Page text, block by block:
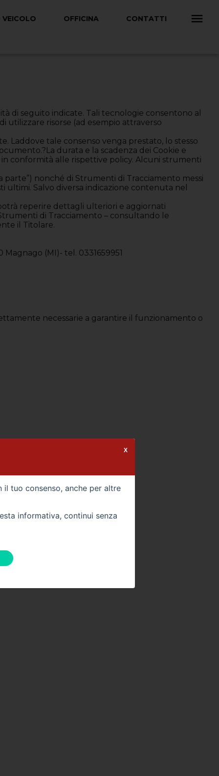
OFFICINA CONTATTI
di seguito indicate. Tali tecnologie consentono al
utilizzare risorse (ad esempio attraverso
Laddove tale consenso venga prestato, lo stesso
durata e la scadenza dei Cookie e
conformità alle rispettive policy. Alcuni strumenti
nonché di Strumenti di Tracciamento messi
ultimi. Salvo diversa indicazione contenuta nel
reperire dettagli ulteriori e aggiornati
di Tracciamento – consultando le
il Titolare.
(MI)- tel. 0331659951
necessarie a garantire il funzionamento o
tuo consenso, anche per altre
informativa, continui senza
X